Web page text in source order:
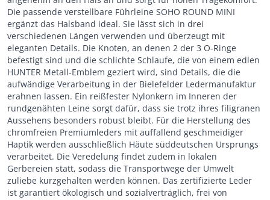
Die passende verstellbare Führleine SOHO ROUND MINI
ergänzt das Halsband ideal. Sie lässt sich in drei
verschiedenen Längen verwenden und überzeugt mit
eleganten Details. Die Knoten, an denen 2 der 3 O-Ringe
befestigt sind und die schlichte Schlaufe, die von einem edlen
HUNTER Metall-Emblem geziert wird, sind Details, die die
aufwändige Verarbeitung in der Bielefelder Ledermanufaktur
erahnen lassen. Ein reißfester Nylonkern im Inneren der
rundgenähten Leine sorgt dafür, dass sie trotz ihres filigranen
Aussehens besonders robust bleibt. Für die Herstellung des
chromfreien Premiumleders mit auffallend geschmeidiger
Haptik werden ausschließlich Häute süddeutschen Ursprungs
verarbeitet. Die Veredelung findet zudem in lokalen
Gerbereien statt, sodass die Transportwege der Umwelt
zuliebe kurzgehalten werden können. Das zertifizierte Leder
ist garantiert ökologisch und sozialverträglich, frei von